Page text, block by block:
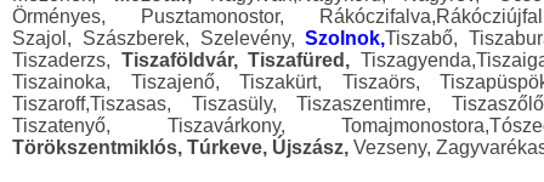
Örményes, Pusztamonostor,
Szajol, Szászberek, Szelevény,Szolnok,Tiszabő,
Tiszaderzs, Tiszaföldvár, Tiszafüred,
Tiszainoka, Tiszajenő, Tiszakürt, Tiszaörs,
Tiszaroff,Tiszasas, Tiszasüly, Tiszaszentimre,
Tiszatenyő, Tiszavárkony,
Törökszentmiklós, Túrkeve, Újszász, Vezseny,